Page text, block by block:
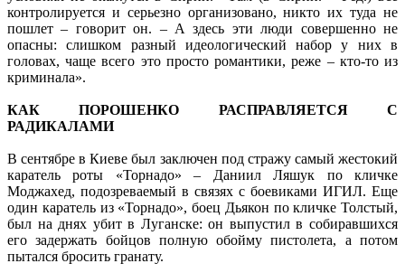
контролируется и серьезно организовано, никто их туда не
пошлет – говорит он. – А здесь эти люди совершенно не
опасны: слишком разный идеологический набор у них в
головах, чаще всего это просто романтики, реже – кто-то из
криминала».
КАК ПОРОШЕНКО РАСПРАВЛЯЕТСЯ С
РАДИКАЛАМИ
В сентябре в Киеве был заключен под стражу самый жестокий
каратель роты «Торнадо» – Даниил Ляшук по кличке
Моджахед, подозреваемый в связях с боевиками ИГИЛ. Еще
один каратель из «Торнадо», боец Дьякон по кличке Толстый,
был на днях убит в Луганске: он выпустил в собиравшихся
его задержать бойцов полную обойму пистолета, а потом
пытался бросить гранату.